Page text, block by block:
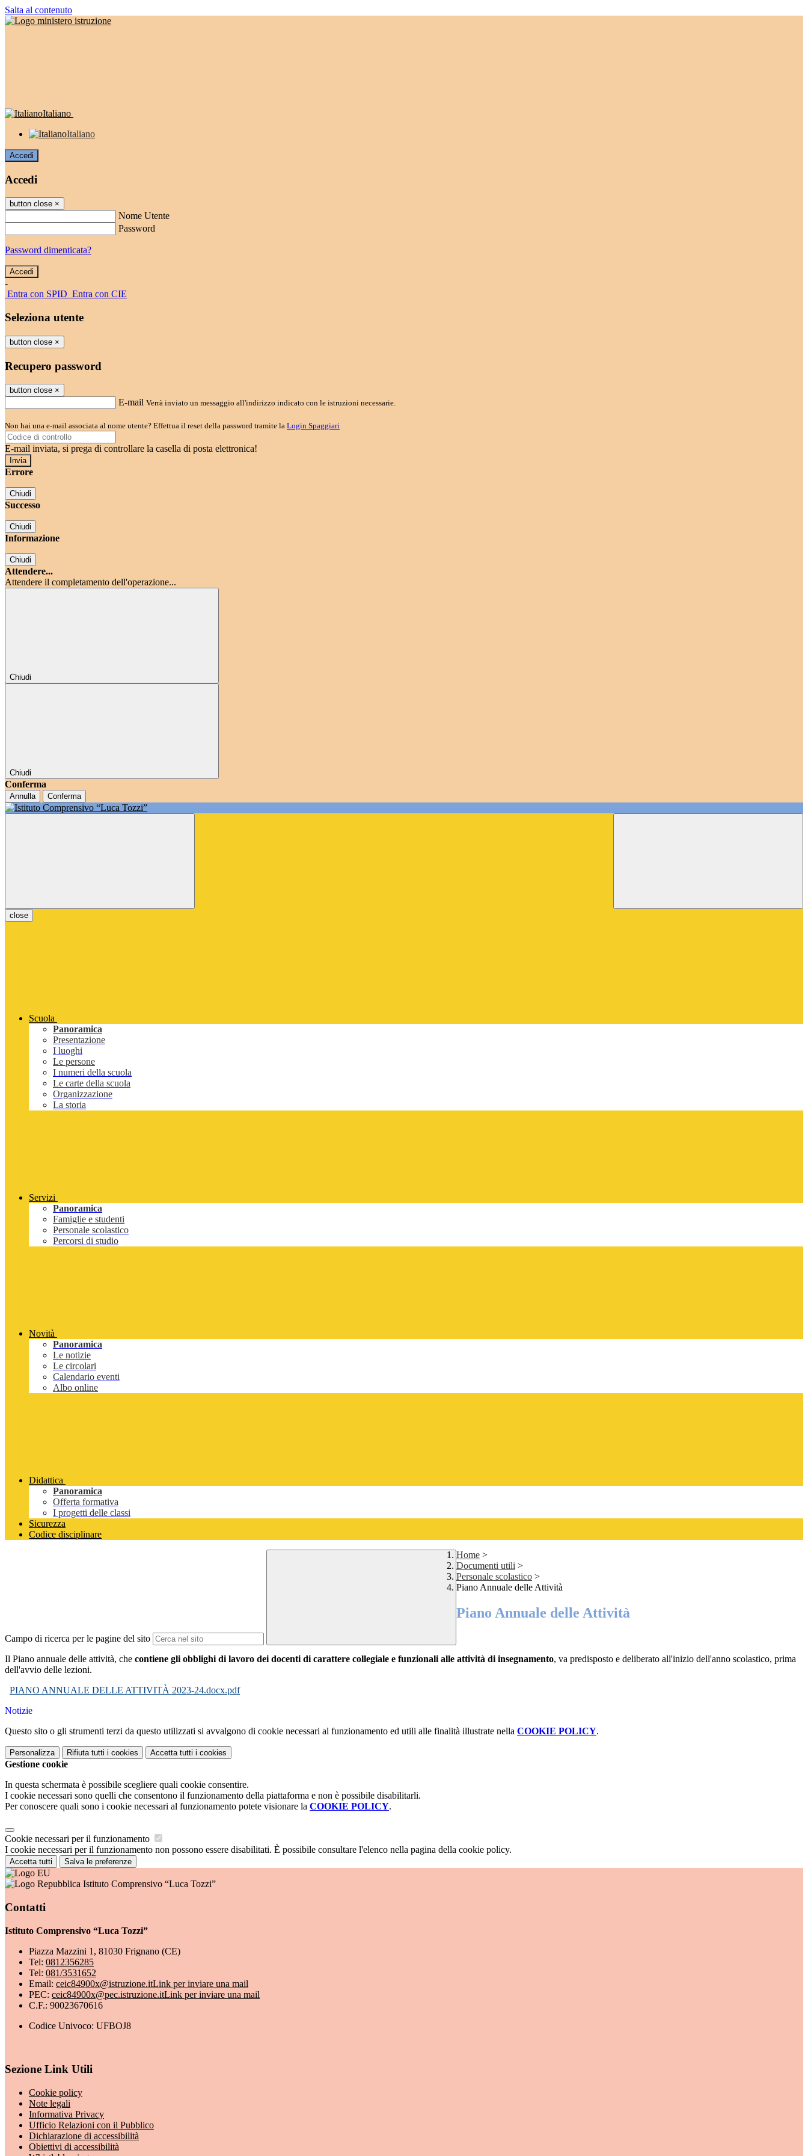
Salta al contenuto
Italiano
Italiano
Accedi
Accedi
button close ×
Nome Utente
Password
Password dimenticata?
-
Entra con SPID Entra con CIE
Seleziona utente
button close ×
Recupero password
button close ×
E-mail Verrà inviato un messaggio all'indirizzo indicato con le istruzioni necessarie.
Non hai una e-mail associata al nome utente? Effettua il reset della password tramite la Login Spaggiari
E-mail inviata, si prega di controllare la casella di posta elettronica!
Errore
Chiudi
Successo
Chiudi
Informazione
Chiudi
Attendere...
Attendere il completamento dell'operazione...
Chiudi
Chiudi
Conferma
Annulla Conferma
close
Scuola
Panoramica
Presentazione
I luoghi
Le persone
I numeri della scuola
Le carte della scuola
Organizzazione
La storia
Servizi
Panoramica
Famiglie e studenti
Personale scolastico
Percorsi di studio
Novità
Panoramica
Le notizie
Le circolari
Calendario eventi
Albo online
Didattica
Panoramica
Offerta formativa
I progetti delle classi
Sicurezza
Codice disciplinare
Campo di ricerca per le pagine del sito
Home >
Documenti utili >
Personale scolastico >
Piano Annuale delle Attività
Piano Annuale delle Attività
Il Piano annuale delle attività, che contiene gli obblighi di lavoro dei docenti di carattere collegiale e funzionali alle attività di insegnamento, va predisposto e deliberato all'inizio dell'anno scolastico, prima
dell'avvio delle lezioni.
PIANO ANNUALE DELLE ATTIVITÀ 2023-24.docx.pdf
Notizie
Questo sito o gli strumenti terzi da questo utilizzati si avvalgono di cookie necessari al funzionamento ed utili alle finalità illustrate nella COOKIE POLICY.
Personalizza Rifiuta tutti i cookies Accetta tutti i cookies
Gestione cookie
In questa schermata è possibile scegliere quali cookie consentire.
I cookie necessari sono quelli che consentono il funzionamento della piattaforma e non è possibile disabilitarli.
Per conoscere quali sono i cookie necessari al funzionamento potete visionare la COOKIE POLICY.
Cookie necessari per il funzionamento
I cookie necessari per il funzionamento non possono essere disabilitati. È possibile consultare l'elenco nella pagina della cookie policy.
Accetta tutti Salva le preferenze
Istituto Comprensivo “Luca Tozzi”
Contatti
Istituto Comprensivo “Luca Tozzi”
Piazza Mazzini 1, 81030 Frignano (CE)
Tel: 0812356285
Tel: 081/3531652
Email: ceic84900x@istruzione.itLink per inviare una mail
PEC: ceic84900x@pec.istruzione.itLink per inviare una mail
C.F.: 90023670616
Codice Univoco: UFBOJ8
Sezione Link Utili
Cookie policy
Note legali
Informativa Privacy
Ufficio Relazioni con il Pubblico
Dichiarazione di accessibilità
Obiettivi di accessibilità